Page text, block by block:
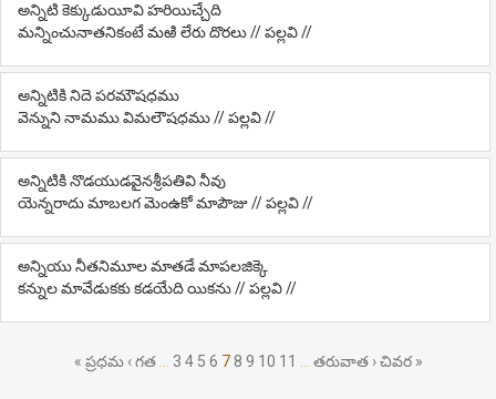
అన్నిటి కెక్కుడుయీవి హరియిచ్చేది
మన్నించునాతనికంటే మఱి లేరు దొరలు // పల్లవి //
అన్నిటికి నిదె పరమౌషధము
వెన్నుని నామము విమలౌషధము // పల్లవి //
అన్నిటికి నొడయుడవైనశ్రీపతివి నీవు
యెన్నరాదు మాబలగ మెంఉకో మాపౌజు // పల్లవి //
అన్నియు నీతనిమూల మాతడే మాపలజిక్కె
కన్నుల మావేడుకకు కడయేది యికను // పల్లవి //
« ప్రధమ ‹ గత 3 4 5 6 7 8 9 10 11 తరువాత › చివర »